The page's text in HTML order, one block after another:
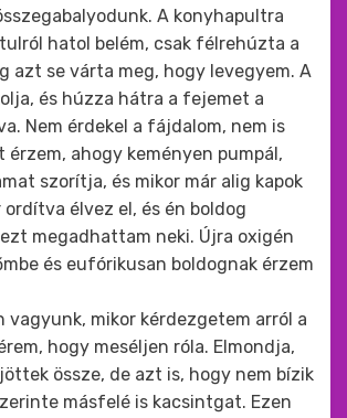
A konyhapultra
hatol belém, csak félrehúzta a
azt se várta meg, hogy levegyem. A
és húzza hátra a fejemet a
Nem érdekel a fájdalom, nem is
érzem, ahogy keményen pumpál,
szorítja, és mikor már alig kapok
ordítva élvez el, és én boldog
megadhattam neki. Újra oxigén
és eufórikusan boldognak érzem
vagyunk, mikor kérdezgetem arról a
hogy meséljen róla. Elmondja,
össze, de azt is, hogy nem bízik
másfelé is kacsintgat. Ezen